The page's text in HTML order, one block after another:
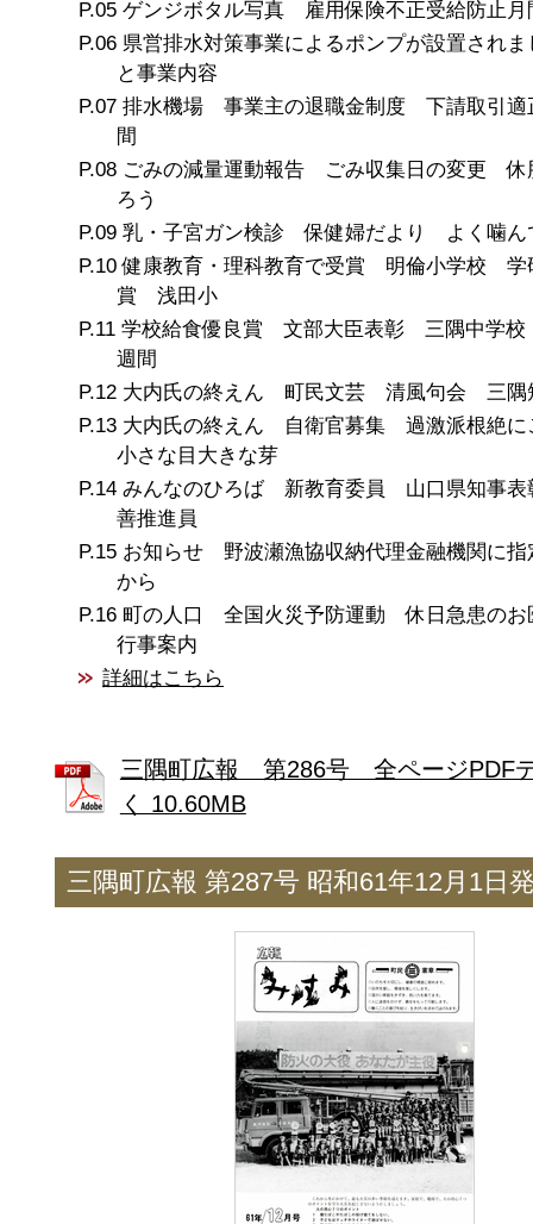
ゲンジボタル写真 雇用保険不正受給防止月
県営排水対策事業によるポンプが設置され
と事業内容
排水機場 事業主の退職金制度 下請取引適
間
ごみの減量運動報告 ごみ収集日の変更 休
ろう
乳・子宮ガン検診 保健婦だより よく噛ん
健康教育・理科教育で受賞 明倫小学校 学
賞 浅田小
学校給食優良賞 文部大臣表彰 三隅中学
週間
大内氏の終えん 町民文芸 清風句会 三隅
大内氏の終えん 自衛官募集 過激派根絶
小さな目大きな芽
みんなのひろば 新教育委員 山口県知事
善推進員
お知らせ 野波瀬漁協収納代理金融機関に
から
町の人口 全国火災予防運動 休日急患の
行事案内
詳細はこちら
三隅町広報 第286号 全ページPDF
く 10.60MB
三隅町広報 第287号 昭和61年12月1日